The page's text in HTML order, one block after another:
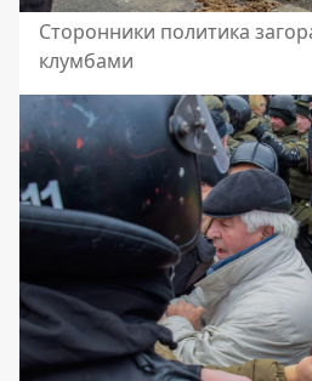
Сторонники политика
клумбами